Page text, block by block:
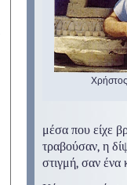
μέσα που είχε
τραβούσαν, η
στιγμή, σαν ένα